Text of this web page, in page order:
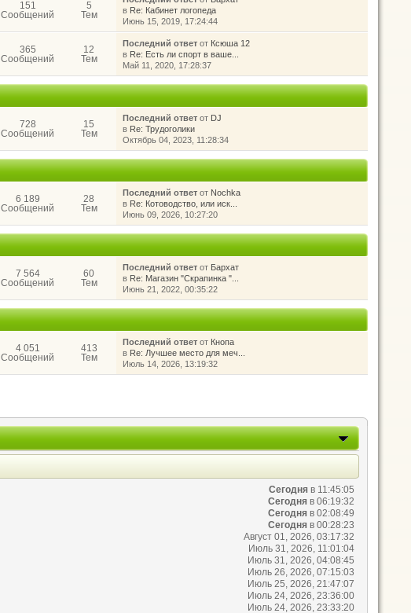
151
Сообщений
5
Тем
в Re: Кабинет логопеда
Июнь 15, 2019, 17:24:44
365
Сообщений
12
Тем
Последний ответот Ксюша 12
в Re: Есть ли спорт в ваше...
Май 11, 2020, 17:28:37
728
Сообщений
15
Тем
Последний ответот DJ
в Re: Трудоголики
Октябрь 04, 2023, 11:28:34
6 189
Сообщений
28
Тем
Последний ответот Nochka
в Re: Котоводство, или иск...
Июнь 09, 2026, 10:27:20
7 564
Сообщений
60
Тем
Последний ответот Бархат
в Re: Магазин "Скрапинка "...
Июнь 21, 2022, 00:35:22
4 051
Сообщений
413
Тем
Последний ответот Кнопа
в Re: Лучшее место для меч...
Июль 14, 2026, 13:19:32
Сегодня в 11:45:05
Сегодня в 06:19:32
Сегодня в 02:08:49
Сегодня в 00:28:23
Август 01, 2026, 03:17:32
Июль 31, 2026, 11:01:04
Июль 31, 2026, 04:08:45
Июль 26, 2026, 07:15:03
Июль 25, 2026, 21:47:07
Июль 24, 2026, 23:36:00
Июль 24, 2026, 23:33:20